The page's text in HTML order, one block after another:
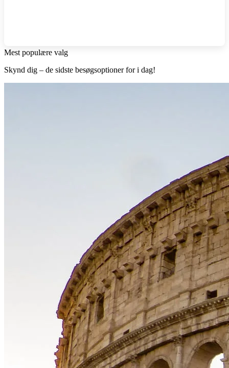
Mest populære valg
Skynd dig – de sidste besøgsoptioner for i dag!